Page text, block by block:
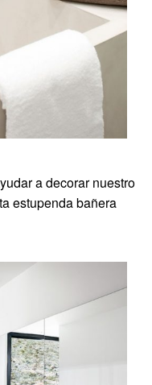
a decorar nuestro
estupenda bañera